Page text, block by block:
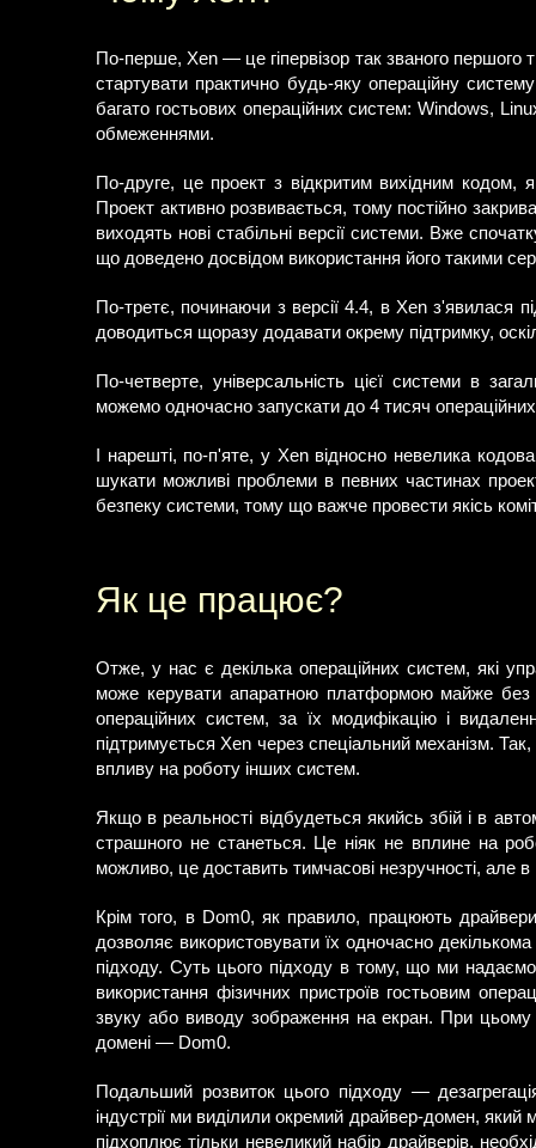
По-перше, Xen — це гіпервізор так званого першого
стартувати практично будь-яку операційну
багато гостьових операційних систем: Windows,
обмеженнями.
По-друге, це проект з відкритим вихідним кодом,
Проект активно розвивається, тому постійно
виходять нові стабільні версії системи. Вже
що доведено досвідом використання його такими
По-третє, починаючи з версії 4.4, в Xen з'явилася
доводиться щоразу додавати окрему підтримку,
По-четверте, універсальність цієї системи в
можемо одночасно запускати до 4 тисяч
І нарешті, по-п'яте, у Xen відносно невелика
шукати можливі проблеми в певних частинах
безпеку системи, тому що важче провести якісь
Як це працює?
Отже, у нас є декілька операційних систем, які
може керувати апаратною платформою майже без
операційних систем, за їх модифікацію і
підтримується Xen через спеціальний механізм.
впливу на роботу інших систем.
Якщо в реальності відбудеться якийсь збій і в
страшного не станеться. Це ніяк не вплине на
можливо, це доставить тимчасові незручності, але
Крім того, в Dom0, як правило, працюють
дозволяє використовувати їх одночасно
підходу. Суть цього підходу в тому, що ми
використання фізичних пристроїв гостьовим
звуку або виводу зображення на екран. При цьому
домені — Dom0.
Подальший розвиток цього підходу —
індустрії ми виділили окремий драйвер-домен, який
підхоплює тільки невеликий набір драйверів,